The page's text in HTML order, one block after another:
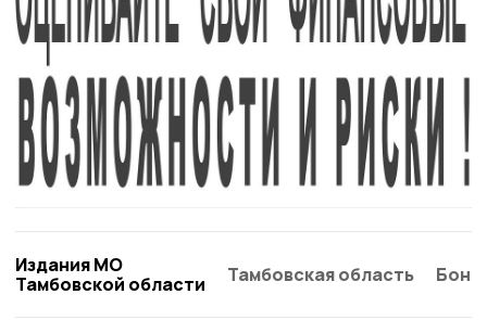
Издания МО
Тамбовской области
Тамбовская область